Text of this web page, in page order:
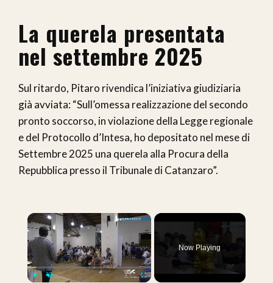
La querela presentata
nel settembre 2025
Sul ritardo, Pitaro rivendica l’iniziativa giudiziaria
già avviata: “Sull’omessa realizzazione del secondo
pronto soccorso, in violazione della Legge regionale
e del Protocollo d’Intesa, ho depositato nel mese di
Settembre 2025 una querela alla Procura della
Repubblica presso il Tribunale di Catanzaro”.
×
Now Playing